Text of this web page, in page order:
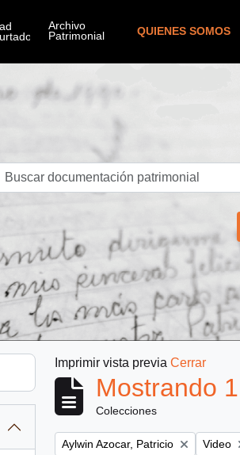
QUIENES SOMOS
Imprimir vista previa Cerrar
Mostrando
Colecciones
Remove filter:
Aylwin Azocar, Patricio Video